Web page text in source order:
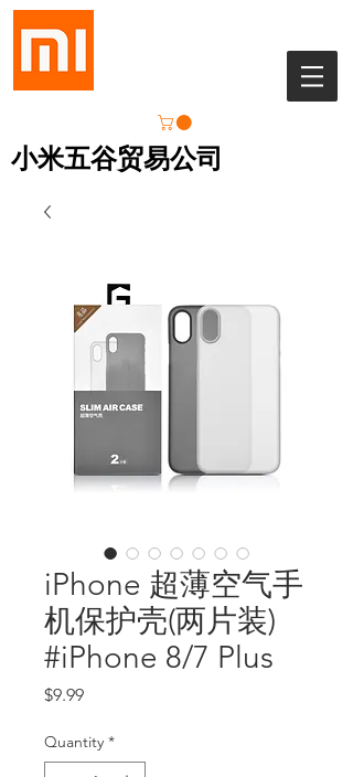
小米五谷贸易公司
iPhone 超薄空气手
机保护壳(两片装)
#iPhone 8/7 Plus
$9.99Price
Quantity *